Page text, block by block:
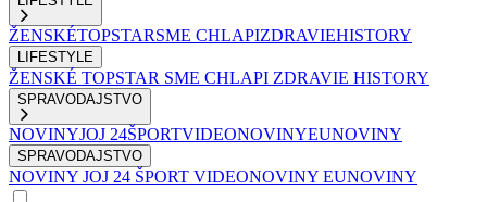
ŽENSKÉTOPSTARSME CHLAPIZDRAVIEHISTORY
LIFESTYLE
ŽENSKÉ TOPSTAR SME CHLAPI ZDRAVIE HISTORY
SPRAVODAJSTVO
NOVINYJOJ 24ŠPORTVIDEONOVINYEUNOVINY
SPRAVODAJSTVO
NOVINY JOJ 24 ŠPORT VIDEONOVINY EUNOVINY